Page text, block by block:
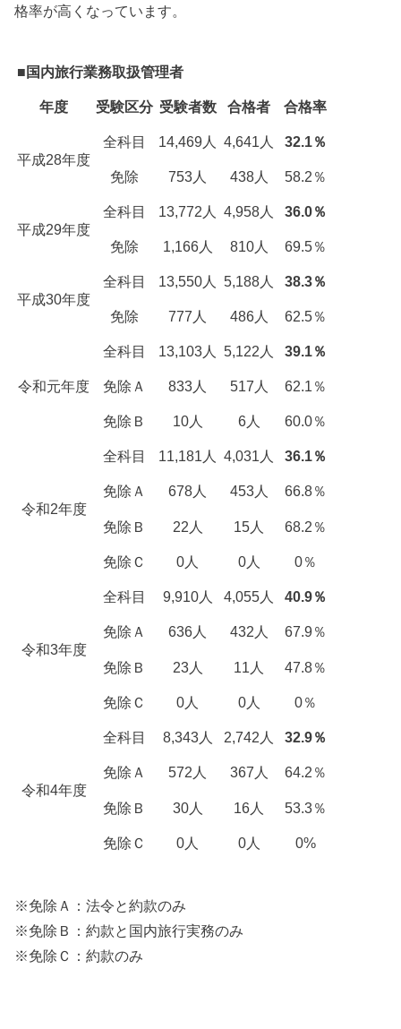
格率が高くなっています。
■国内旅行業務取扱管理者
年度 受験区分 受験者数 合格者 合格率
平成28年度
全科目 14,469人 4,641人 32.1％
免除 753人 438人 58.2％
平成29年度
全科目 13,772人 4,958人 36.0％
免除 1,166人 810人 69.5％
平成30年度
全科目 13,550人 5,188人 38.3％
免除 777人 486人 62.5％
令和元年度
全科目 13,103人 5,122人 39.1％
免除Ａ 833人 517人 62.1％
免除Ｂ 10人 6人 60.0％
令和2年度
全科目 11,181人 4,031人 36.1％
免除Ａ 678人 453人 66.8％
免除Ｂ 22人 15人 68.2％
免除Ｃ 0人 0人 0％
令和3年度
全科目 9,910人 4,055人 40.9％
免除Ａ 636人 432人 67.9％
免除Ｂ 23人 11人 47.8％
免除Ｃ 0人 0人 0％
令和4年度
全科目 8,343人 2,742人 32.9％
免除Ａ 572人 367人 64.2％
免除Ｂ 30人 16人 53.3％
免除Ｃ 0人 0人 0%
※免除Ａ：法令と約款のみ
※免除Ｂ：約款と国内旅行実務のみ
※免除Ｃ：約款のみ